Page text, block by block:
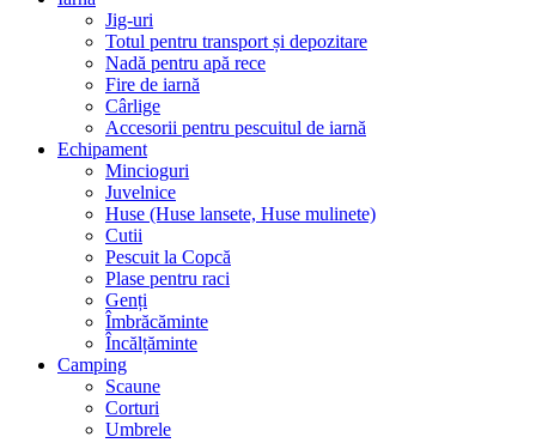
Jig-uri
Totul pentru transport și depozitare
Nadă pentru apă rece
Fire de iarnă
Cârlige
Accesorii pentru pescuitul de iarnă
Echipament
Mincioguri
Juvelnice
Huse (Huse lansete, Huse mulinete)
Cutii
Pescuit la Copcă
Plase pentru raci
Genți
Îmbrăcăminte
Încălțăminte
Camping
Scaune
Corturi
Umbrele